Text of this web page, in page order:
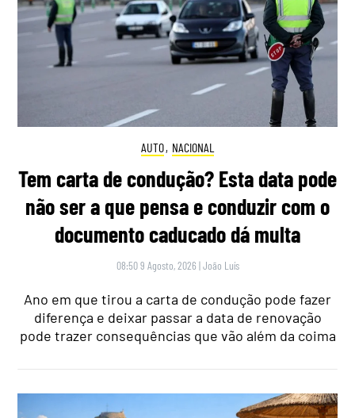
AUTO, NACIONAL
Tem carta de condução? Esta data pode
não ser a que pensa e conduzir com o
documento caducado dá multa
08:50 9 Agosto, 2026 |João Luís
Ano em que tirou a carta de condução pode fazer
diferença e deixar passar a data de renovação
pode trazer consequências que vão além da coima